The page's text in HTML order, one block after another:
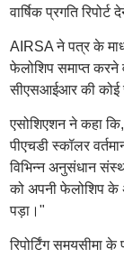
वार्षिक प्रगति
AIRSA ने पत्र के
फेलोशिप समाप्त करने
सीएसआईआर की कोई
एसोशिएशन ने कहा
पीएचडी स्कॉलर
विभिन्न अनुसंधान
को अपनी फेलोशिप के
पड़ा।"
रिपोर्टिंग समयसीमा